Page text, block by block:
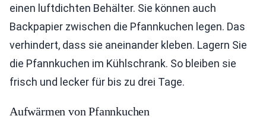
einen luftdichten Behälter. Sie können auch
Backpapier zwischen die Pfannkuchen legen. Das
verhindert, dass sie aneinander kleben. Lagern Sie
die Pfannkuchen im Kühlschrank. So bleiben sie
frisch und lecker für bis zu drei Tage.
Aufwärmen von Pfannkuchen